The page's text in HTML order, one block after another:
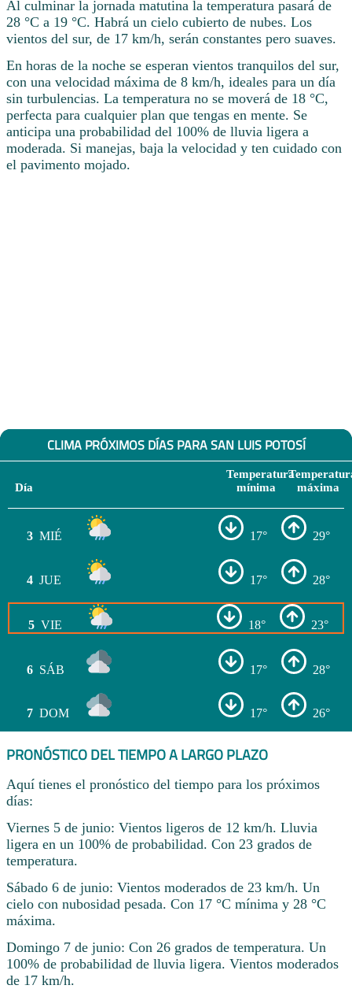
Al culminar la jornada matutina la temperatura pasará de
28 °C a 19 °C. Habrá un cielo cubierto de nubes. Los
vientos del sur, de 17 km/h, serán constantes pero suaves.
En horas de la noche se esperan vientos tranquilos del sur,
con una velocidad máxima de 8 km/h, ideales para un día
sin turbulencias. La temperatura no se moverá de 18 °C,
perfecta para cualquier plan que tengas en mente. Se
anticipa una probabilidad del 100% de lluvia ligera a
moderada. Si manejas, baja la velocidad y ten cuidado con
el pavimento mojado.
CLIMA PRÓXIMOS DÍAS PARA SAN LUIS POTOSÍ
Día
Temperatura
mínima
máxima
3 MIÉ 17° 29°
4 JUE 17° 28°
5 VIE 18° 23°
6 SÁB 17° 28°
7 DOM 17° 26°
PRONÓSTICO DEL TIEMPO A LARGO PLAZO
Aquí tienes el pronóstico del tiempo para los próximos
días:
Viernes 5 de junio: Vientos ligeros de 12 km/h. Lluvia
ligera en un 100% de probabilidad. Con 23 grados de
temperatura.
Sábado 6 de junio: Vientos moderados de 23 km/h. Un
cielo con nubosidad pesada. Con 17 °C mínima y 28 °C
máxima.
Domingo 7 de junio: Con 26 grados de temperatura. Un
100% de probabilidad de lluvia ligera. Vientos moderados
de 17 km/h.